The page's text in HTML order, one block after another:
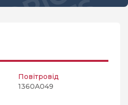
Повітровід
1360A049